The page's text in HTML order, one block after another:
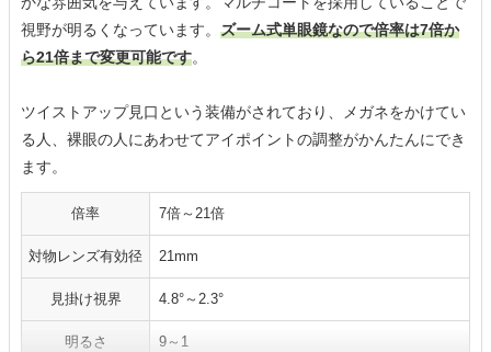
視野が明るくなっています。 ズーム式単眼鏡なので倍率は7倍か
ら21倍まで変更可能です。
ツイストアップ見口という装備がされており、メガネをかけてい
る人、裸眼の人にあわせてアイポイントの調整がかんたんにでき
ます。
倍率 7倍～21倍
対物レンズ有効径 21mm
見掛け視界 4.8°～2.3°
明るさ 9～1